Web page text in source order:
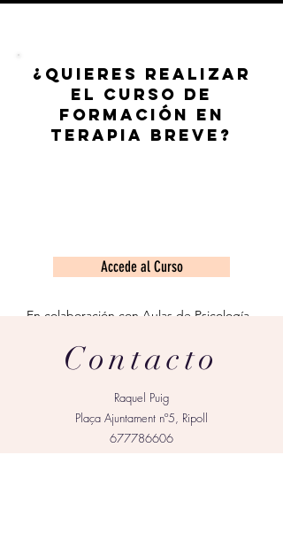
¿Quieres realizar
el curso de
formación en
terapia breve?
Accede al Curso
En colaboración con Aulas de Psicología
Contacto
Raquel Puig
Plaça Ajuntament nº5, Ripoll
677786606